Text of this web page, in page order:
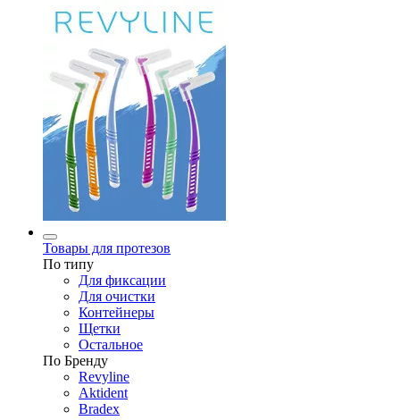
Товары для протезов
По типу
Для фиксации
Для очистки
Контейнеры
Щетки
Остальное
По Бренду
Revyline
Aktident
Bradex